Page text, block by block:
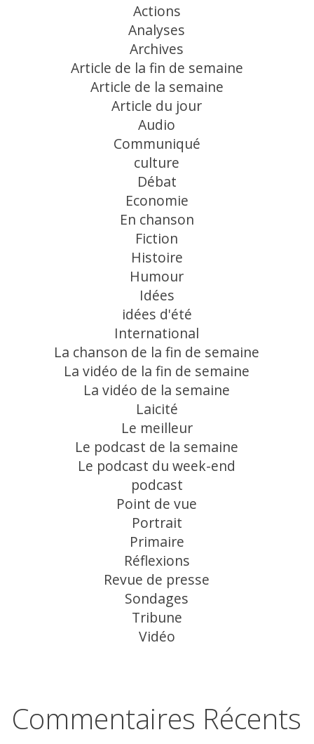
Actions
Analyses
Archives
Article de la fin de semaine
Article de la semaine
Article du jour
Audio
Communiqué
culture
Débat
Economie
En chanson
Fiction
Histoire
Humour
Idées
idées d'été
International
La chanson de la fin de semaine
La vidéo de la fin de semaine
La vidéo de la semaine
Laicité
Le meilleur
Le podcast de la semaine
Le podcast du week-end
podcast
Point de vue
Portrait
Primaire
Réflexions
Revue de presse
Sondages
Tribune
Vidéo
Commentaires Récents